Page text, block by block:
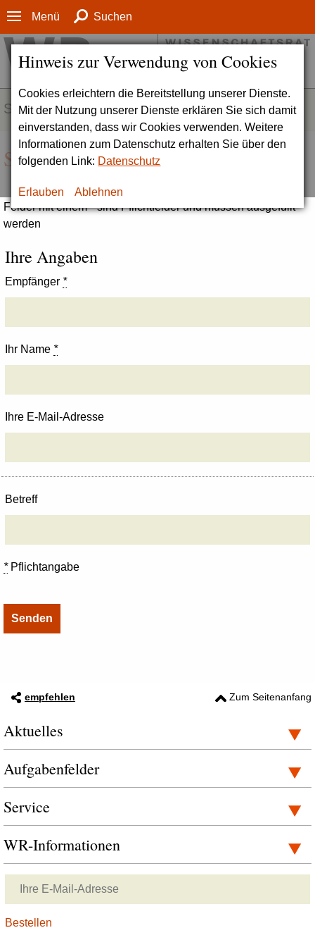
Hinweis zur Verwendung von Cookies
Cookies erleichtern die Bereitstellung unserer Dienste.
Mit der Nutzung unserer Dienste erklären Sie sich damit
einverstanden, dass wir Cookies verwenden. Weitere
Informationen zum Datenschutz erhalten Sie über den
folgenden Link: Datenschutz
Erlauben Ablehnen
Menü Suchen
SERVICE
Seite empfehlen
Felder mit einem * sind Pflichtfelder und müssen ausgefüllt
werden
Ihre Angaben
Empfänger *
Ihr Name *
Ihre E-Mail-Adresse
Betreff
*Pflichtangabe
empfehlen Zum Seitenanfang
Aktuelles
Aufgabenfelder
Service
WR-Informationen